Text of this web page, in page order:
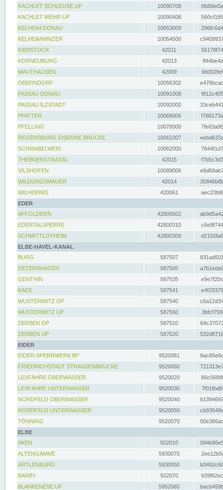
KACHLET SCHLEUSE UP
10090708
KACHLET WEHR UP
10090408
KELHEIM DONAU
10053009
KELHEIMWINZER
10054500
KIENSTOCK
42011
KORNEUBURG
42013
MAUTHAUSEN
42009
OBERNDORF
10056302
PASSAU DONAU
10091008
PASSAU ILZSTADT
10092000
PFATTER
10068006
PFELLING
10078000
REGENSBURG EISERNE BRÜCKE
10061007
SCHWABELWEIS
10062000
THEBNERSTRASSL
42015
VILSHOFEN
10089006
WILDUNGSMAUER
42014
WILHERING
420061
EDER
AFFOLDERN
42800502
EDERTALSPERRE
42800310
SCHMITTLOTHEIM
42800309
ELBE-HAVEL-KANAL
BURG
587507
DETERSHAGEN
587505
GENTHIN
587535
KADE
587541
WUSTERWITZ OP
587540
WUSTERWITZ UP
587550
ZERBEN OP
587510
ZERBEN UP
587520
EIDER
EIDER-SPERRWERK BP
9520081
FRIEDRICHSTADT STRASSENBRÜCKE
9520060
LEXFÄHRE OBERWASSER
9520020
LEXFÄHRE UNTERWASSER
9520030
NORDFELD OBERWASSER
9520040
NORDFELD UNTERWASSER
9520050
TÖNNING
9520070
ELBE
AKEN
502010
ALTENGAMME
5930070
ARTLENBURG
5930050
BARBY
502070
BLANKENESE UF
5952065